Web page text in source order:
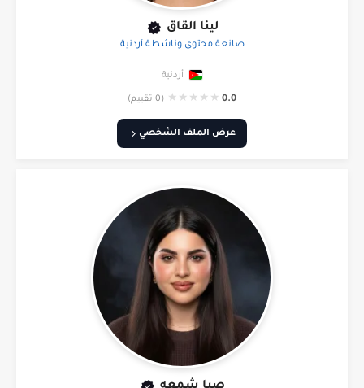
لينا القاق
صانعة محتوى وناشطة أردنية
أردنية
0.0
★
★
★
★
★ (0 تقييم)
عرض الملف الشخصي